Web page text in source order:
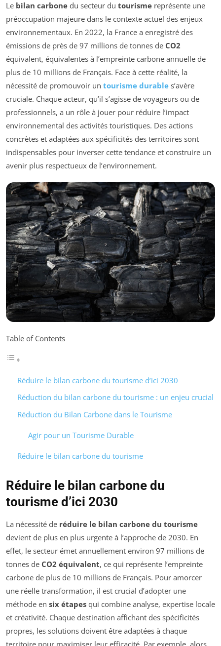
Le bilan carbone du secteur du tourisme représente une
préoccupation majeure dans le contexte actuel des enjeux
environnementaux. En 2022, la France a enregistré des
émissions de près de 97 millions de tonnes de CO2
équivalent, équivalentes à l’empreinte carbone annuelle de
plus de 10 millions de Français. Face à cette réalité, la
nécessité de promouvoir un tourisme durable s’avère
cruciale. Chaque acteur, qu’il s’agisse de voyageurs ou de
professionnels, a un rôle à jouer pour réduire l’impact
environnemental des activités touristiques. Des actions
concrètes et adaptées aux spécificités des territoires sont
indispensables pour inverser cette tendance et construire un
avenir plus respectueux de l’environnement.
Table of Contents
Réduire le bilan carbone du tourisme d’ici 2030
Réduction du bilan carbone du tourisme : un enjeu crucial
Réduction du Bilan Carbone dans le Tourisme
Agir pour un Tourisme Durable
Réduire le bilan carbone du tourisme
Réduire le bilan carbone du
tourisme d’ici 2030
La nécessité de réduire le bilan carbone du tourisme
devient de plus en plus urgente à l’approche de 2030. En
effet, le secteur émet annuellement environ 97 millions de
tonnes de CO2 équivalent, ce qui représente l’empreinte
carbone de plus de 10 millions de Français. Pour amorcer
une réelle transformation, il est crucial d’adopter une
méthode en six étapes qui combine analyse, expertise locale
et créativité. Chaque destination affichant des spécificités
propres, les solutions doivent être adaptées à chaque
territoire pour maximiser leur efficacité. Par exemple, alors